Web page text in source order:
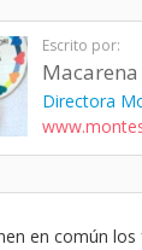
Escrito por:
Directora
en común